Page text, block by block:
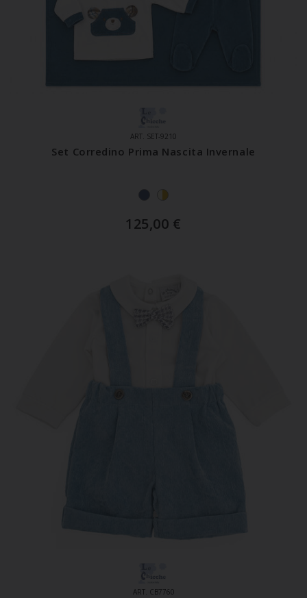
ART. SET-9210
Set Corredino Prima Nascita Invernale
125,00 €
ART. CB7760